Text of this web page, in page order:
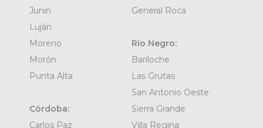
Junín
Luján
Moreno
Morón
Punta Alta
Córdoba:
Carlos Paz
General Roca
Río Negro:
Bariloche
Las Grutas
San Antonio Oeste
Sierra Grande
Villa Regina